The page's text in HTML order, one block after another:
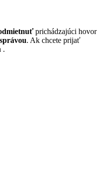
prichádzajúci hovor
. Ak chcete prijať
.